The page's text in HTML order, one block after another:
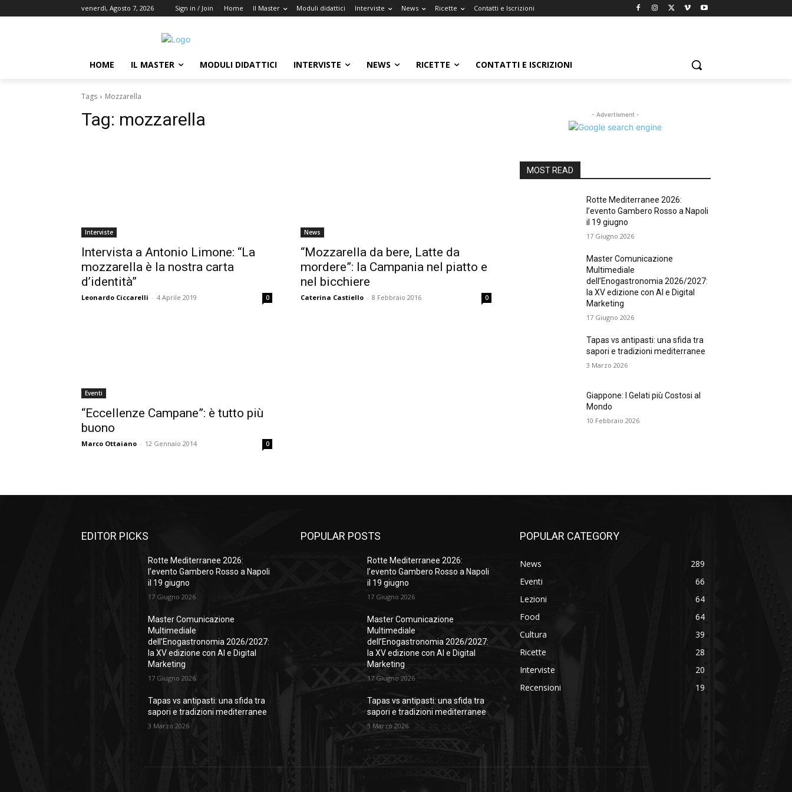
venerdì, Agosto 7, 2026 Sign in / Join Home Il Master Moduli didattici Interviste News Ricette Contatti e Iscrizioni
HOME IL MASTER MODULI DIDATTICI INTERVISTE NEWS RICETTE CONTATTI E ISCRIZIONI
Tags Mozzarella
Tag: mozzarella
Interviste
Intervista a Antonio Limone: “La
mozzarella è la nostra carta
d’identità”
Leonardo Ciccarelli - 4 Aprile 2019 0
News
“Mozzarella da bere, Latte da
mordere”: la Campania nel piatto e
nel bicchiere
Caterina Castiello - 8 Febbraio 2016 0
Eventi
“Eccellenze Campane”: è tutto più
buono
Marco Ottaiano - 12 Gennaio 2014 0
- Advertisment -
MOST READ
Rotte Mediterranee 2026:
l’evento Gambero Rosso a Napoli
il 19 giugno
17 Giugno 2026
Master Comunicazione
Multimediale
dell’Enogastronomia 2026/2027:
la XV edizione con AI e Digital
Marketing
17 Giugno 2026
Tapas vs antipasti: una sfida tra
sapori e tradizioni mediterranee
3 Marzo 2026
Giappone: I Gelati più Costosi al
Mondo
10 Febbraio 2026
EDITOR PICKS
Rotte Mediterranee 2026:
l’evento Gambero Rosso a Napoli
il 19 giugno
17 Giugno 2026
Master Comunicazione
Multimediale
dell’Enogastronomia 2026/2027:
la XV edizione con AI e Digital
Marketing
17 Giugno 2026
Tapas vs antipasti: una sfida tra
sapori e tradizioni mediterranee
3 Marzo 2026
POPULAR POSTS
Rotte Mediterranee 2026:
l’evento Gambero Rosso a Napoli
il 19 giugno
17 Giugno 2026
Master Comunicazione
Multimediale
dell’Enogastronomia 2026/2027:
la XV edizione con AI e Digital
Marketing
17 Giugno 2026
Tapas vs antipasti: una sfida tra
sapori e tradizioni mediterranee
3 Marzo 2026
POPULAR CATEGORY
News
289
Eventi
66
Lezioni
64
Food
64
Cultura
39
Ricette
28
Interviste
20
Recensioni
19